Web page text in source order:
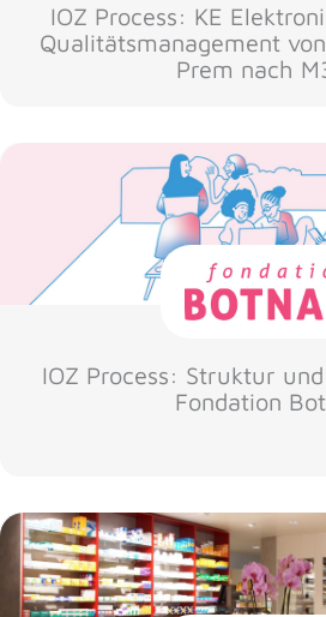
IOZ Process: KE
Qualitätsmanagement
Prem nach
IOZ Process: Struktur
Fondation